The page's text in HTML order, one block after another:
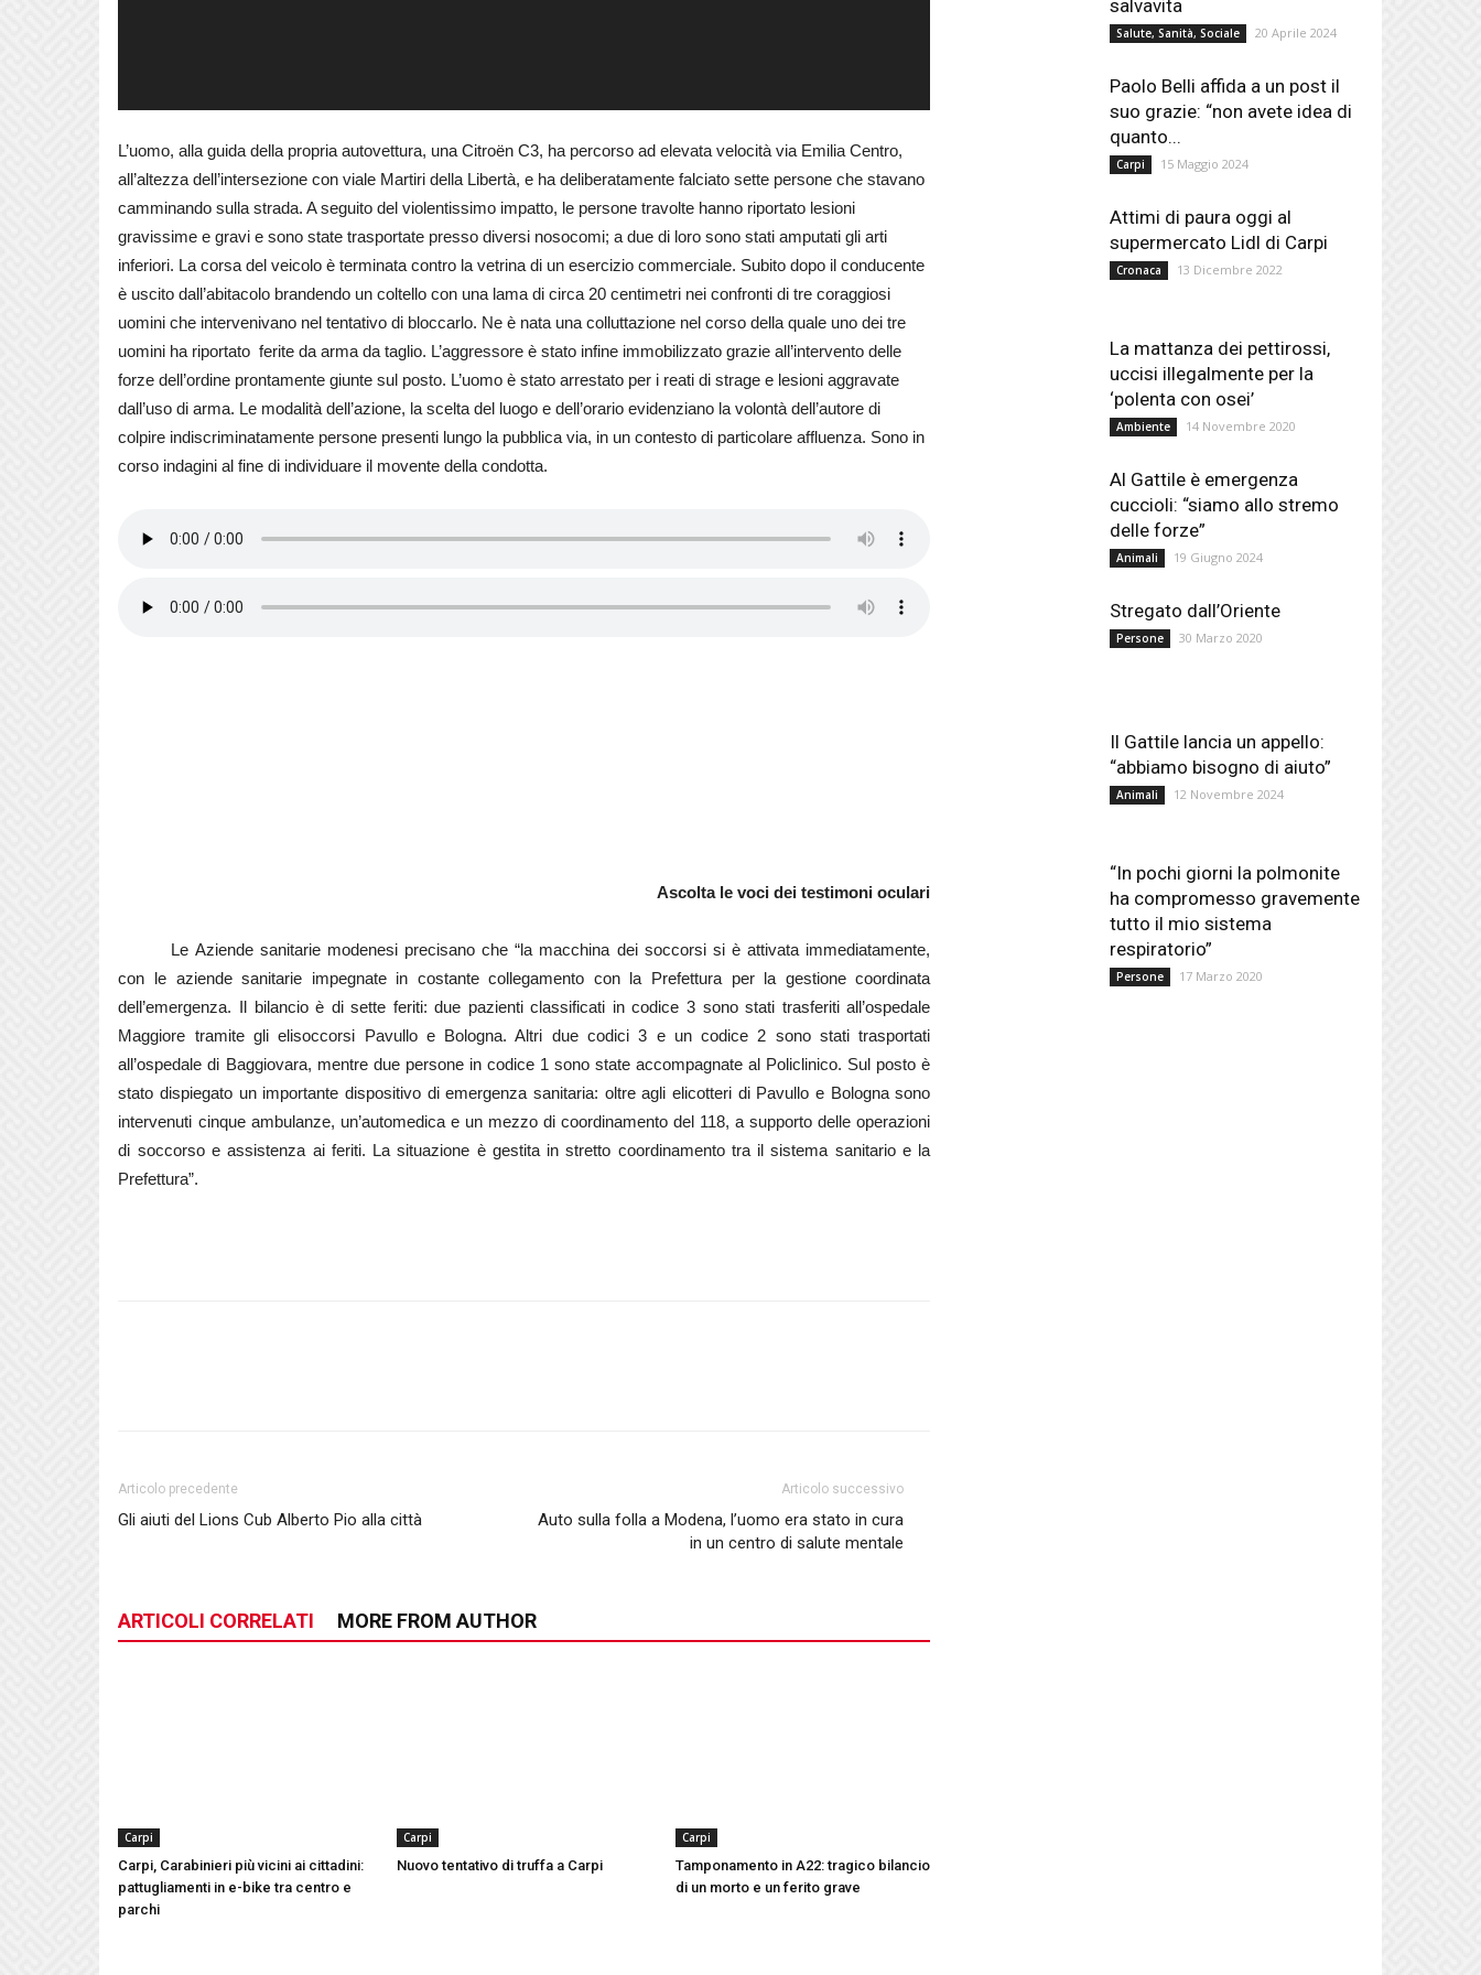
L’uomo,alla guida della propria autovettura, una Citroën C3, ha percorso ad elevata velocità via Emilia Centro,
all’altezza dell’intersezione con viale Martiri della Libertà, e ha deliberatamente falciato sette persone che stavano
camminando sulla strada. A seguito del violentissimo impatto, le persone travolte hanno riportato lesioni
gravissime e gravi e sono state trasportate presso diversi nosocomi; a due di loro sono stati amputati gli arti
inferiori. La corsa del veicolo è terminata contro la vetrina di un esercizio commerciale. Subito dopo il conducente
è uscito dall’abitacolo brandendo un coltello con una lama di circa 20 centimetri nei confronti di tre coraggiosi
uomini che intervenivano nel tentativo di bloccarlo. Ne è nata una colluttazione nel corso della quale uno dei tre
uomini ha riportato ferite da arma da taglio. L’aggressore è stato infine immobilizzato grazie all’intervento delle
forze dell’ordine prontamente giunte sul posto. L’uomo è stato arrestato per i reati di strage e lesioni aggravate
dall’uso di arma. Le modalità dell’azione, la scelta del luogo e dell’orario evidenziano la volontà dell’autore di
colpire indiscriminatamente persone presenti lungo la pubblica via, in un contesto di particolare affluenza. Sono in
corso indagini al fine di individuare il movente della condotta.
Ascolta le voci dei testimoni oculari
Le Aziende sanitarie modenesi precisano che “la macchina dei soccorsi si è attivata immediatamente,
con le aziende sanitarie impegnate in costante collegamento con la Prefettura per la gestione coordinata
dell’emergenza. Il bilancio è di sette feriti: due pazienti classificati in codice 3 sono stati trasferiti all’ospedale
Maggiore tramite gli elisoccorsi Pavullo e Bologna. Altri due codici 3 e un codice 2 sono stati trasportati
all’ospedale di Baggiovara, mentre due persone in codice 1 sono state accompagnate al Policlinico. Sul posto è
stato dispiegato un importante dispositivo di emergenza sanitaria: oltre agli elicotteri di Pavullo e Bologna sono
intervenuti cinque ambulanze, un’automedica e un mezzo di coordinamento del 118, a supporto delle operazioni
di soccorso e assistenza ai feriti. La situazione è gestita in stretto coordinamento tra il sistema sanitario e la
Prefettura”.
Articolo precedente
Gli aiuti del Lions Cub Alberto Pio alla città
Articolo successivo
Auto sulla folla a Modena, l’uomo era stato in cura
in un centro di salute mentale
ARTICOLI CORRELATI MORE FROM AUTHOR
Carpi
Carpi, Carabinieri più vicini ai cittadini:
pattugliamenti in e-bike tra centro e
parchi
Carpi
Nuovo tentativo di truffa a Carpi
Carpi
Tamponamento in A22: tragico bilancio
di un morto e un ferito grave
salvavita
Salute, Sanità, Sociale 20 Aprile 2024
Paolo Belli affida a un post il
suo grazie: “non avete idea di
quanto...
Carpi 15 Maggio 2024
Attimi di paura oggi al
supermercato Lidl di Carpi
Cronaca 13 Dicembre 2022
La mattanza dei pettirossi,
uccisi illegalmente per la
‘polenta con osei’
Ambiente 14 Novembre 2020
Al Gattile è emergenza
cuccioli: “siamo allo stremo
delle forze”
Animali 19 Giugno 2024
Stregato dall’Oriente
Persone 30 Marzo 2020
Il Gattile lancia un appello:
“abbiamo bisogno di aiuto”
Animali 12 Novembre 2024
“In pochi giorni la polmonite
ha compromesso gravemente
tutto il mio sistema
respiratorio”
Persone 17 Marzo 2020